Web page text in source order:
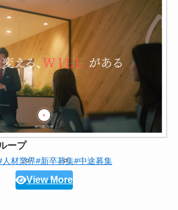
ープ
人材業界#新卒募集#中途募集
View More